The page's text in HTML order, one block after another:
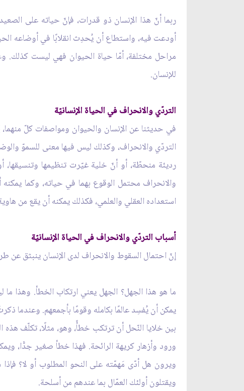
ربما أنّ هذا الإنسان ذو قدرات، فإنّ حياته على
أودعت فيه، واستطاع أن يُحدِث انقلابًا في أوضاعه
مراحل مختلفة، أمّا حياة الحيوان فهي ليست كذلك.
للإنسان.
التردّي والانحراف في الحياة الإنسانيّة
في حديثنا عن الإنسان والحيوان ومواصفات كلّ
التردّي والانحراف، وكذلك ليس فيها معنى للسموّ
رديئة منحطّة، أو أنّ خلية غيّرت تنظيمها وتنسيقها،
والانحراف محتمل الوقوع بهما في حياته، وكما
استعداده العقلي والعلمي، فكذلك يمكنه أن يقع من
أسباب التردّي والانحراف في الحياة الإنسانيّة
إنّ احتمال السقوط والانحراف لدى الإنسان ينبثق عن
ما هو هذا الجهل؟ الجهل يعني ارتكاب الخطأ. وهذا
يمكن أن يُفسِد عالمًا بكامله وقومًا بأجمعهم. وعندما
بين خلايا النّحل أن ترتكب خطأً، وهو، مثلًا، تكلّف هذه
ورود وأزهار كريهة الرائحة. فهذا خطأ صغير جدًّا،
ويرون هل أدّى مَهمّته على النحو المطلوب أو لا؟
ويقتلون أولئك العمّال بما عندهم من أسلحة.